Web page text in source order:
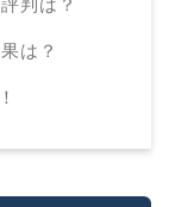
判は？
は？